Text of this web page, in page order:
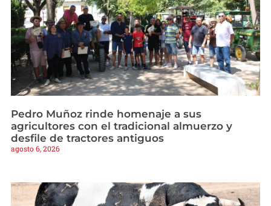
Pedro Muñoz rinde homenaje a sus
agricultores con el tradicional almuerzo y
desfile de tractores antiguos
agosto 6, 2026